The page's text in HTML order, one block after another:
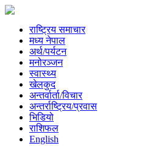
राष्ट्रिय समाचार
मध्य नेपाल
अर्थ/पर्यटन
मनोरञ्जन
स्वास्थ्य
खेलकुद
अन्तर्वार्ता/विचार
अन्तर्राष्ट्रिय/प्रवास
भिडियो
राशिफल
English